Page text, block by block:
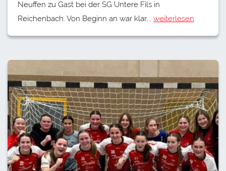
Neuffen zu Gast bei der SG Untere Fils in
Reichenbach. Von Beginn an war klar,… weiterlesen